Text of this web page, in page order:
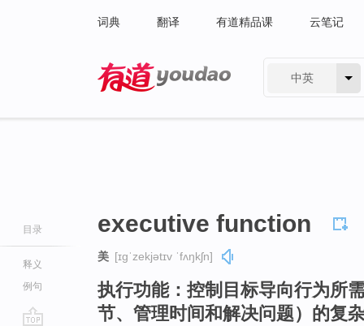
词典 翻译 有道精品课 云笔记
中英
目录
释义
例句
executive function
美 [ɪɡˈzekjətɪv ˈfʌŋkʃn]
执行功能：控制目标导向行为所
节、管理时间和解决问题）的复